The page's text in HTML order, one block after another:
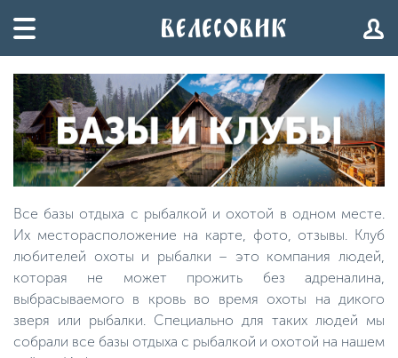
Все базы отдыха с рыбалкой и охотой в одном месте.
Их месторасположение на карте, фото, отзывы. Клуб
любителей охоты и рыбалки – это компания людей,
которая не может прожить без адреналина,
выбрасываемого в кровь во время охоты на дикого
зверя или рыбалки. Специально для таких людей мы
собрали все базы отдыха с рыбалкой и охотой на нашем